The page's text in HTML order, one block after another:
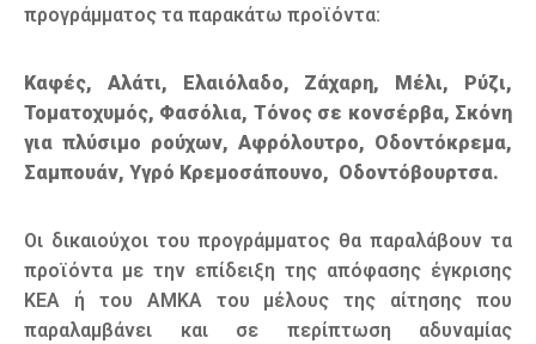
προγράμματος τα παρακάτω προϊόντα:
Καφές, Αλάτι, Ελαιόλαδο, Ζάχαρη, Μέλι, Ρύζι,
Τοματοχυμός, Φασόλια, Τόνος σε κονσέρβα, Σκόνη
για πλύσιμο ρούχων, Αφρόλουτρο, Οδοντόκρεμα,
Σαμπουάν, Υγρό Κρεμοσάπουνο, Οδοντόβουρτσα.
Οι δικαιούχοι του προγράμματος θα παραλάβουν τα
προϊόντα με την επίδειξη της απόφασης έγκρισης
ΚΕΑ ή του ΑΜΚΑ του μέλους της αίτησης που
παραλαμβάνει και σε περίπτωση αδυναμίας